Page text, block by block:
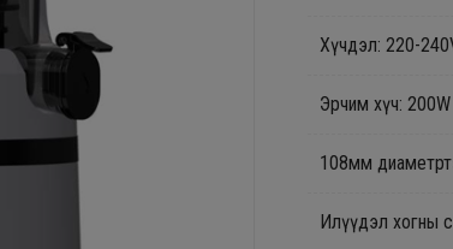
Хүчдэл: 220-
Эрчим хүч:
108мм
Илүүдэл хогны